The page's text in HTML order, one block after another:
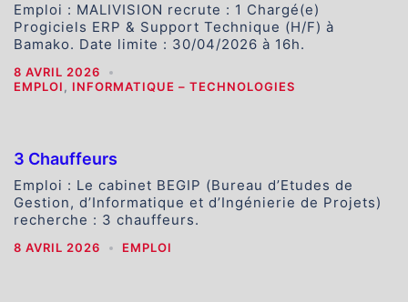
Emploi : MALIVISION recrute : 1 Chargé(e)
Progiciels ERP & Support Technique (H/F) à
Bamako. Date limite : 30/04/2026 à 16h.
8 AVRIL 2026
EMPLOI , INFORMATIQUE – TECHNOLOGIES
3 Chauffeurs
Emploi : Le cabinet BEGIP (Bureau d’Etudes de
Gestion, d’Informatique et d’Ingénierie de Projets)
recherche : 3 chauffeurs.
8 AVRIL 2026 EMPLOI